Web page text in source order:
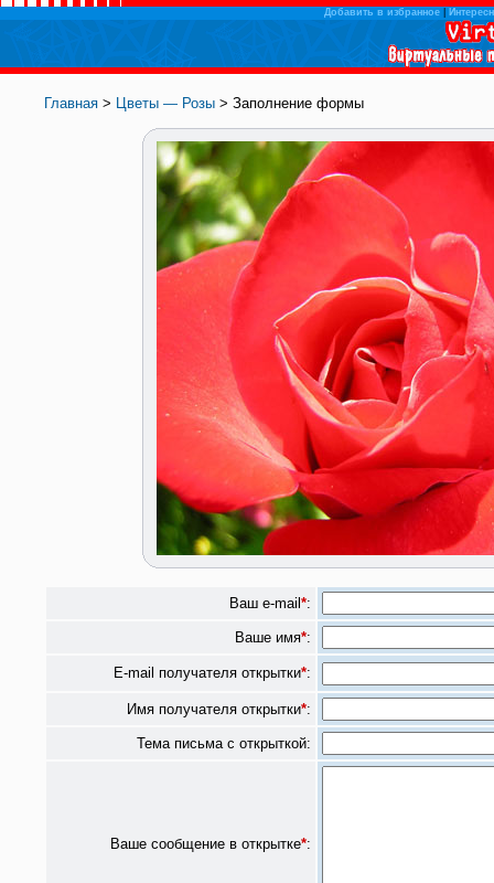
Добавить в избранное|
Главная > Цветы — Розы > Заполнение формы
Ваш e-mail *:
Ваше имя*:
E-mail получателя открытки*:
Имя получателя открытки*:
Тема письма с открыткой:
Ваше сообщение в открытке*: